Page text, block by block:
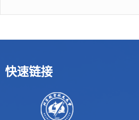
快速链接